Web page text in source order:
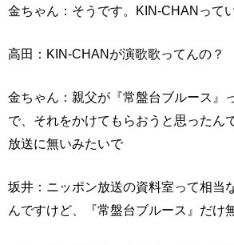
金ちゃん：そうです。KIN-CHANって
高田：KIN-CHANが演歌歌ってんの？
金ちゃん：親父が『常盤台ブルース』
で、それをかけてもらおうと思ったん
放送に無いみたいで
坂井：ニッポン放送の資料室って相当
んですけど、『常盤台ブルース』だけ